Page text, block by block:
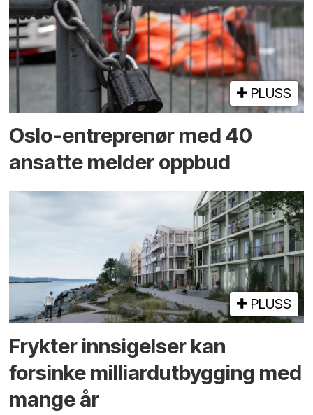
PLUSS
Oslo-entreprenør med 40
ansatte melder oppbud
PLUSS
Frykter innsigelser kan
forsinke milliard­utbygging med
mange år